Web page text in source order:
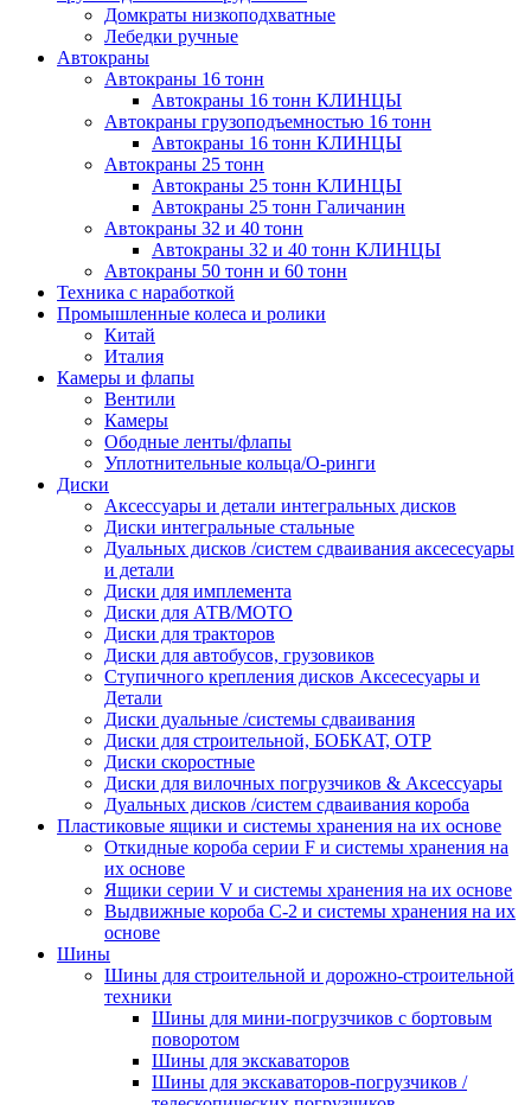
Домкраты низкоподхватные
Лебедки ручные
Автокраны
Автокраны 16 тонн
Автокраны 16 тонн КЛИНЦЫ
Автокраны грузоподъемностью 16 тонн
Автокраны 16 тонн КЛИНЦЫ
Автокраны 25 тонн
Автокраны 25 тонн КЛИНЦЫ
Автокраны 25 тонн Галичанин
Автокраны 32 и 40 тонн
Автокраны 32 и 40 тонн КЛИНЦЫ
Автокраны 50 тонн и 60 тонн
Техника с наработкой
Промышленные колеса и ролики
Китай
Италия
Камеры и флапы
Вентили
Камеры
Ободные ленты/флапы
Уплотнительные кольца/О-ринги
Диски
Аксессуары и детали интегральных дисков
Диски интегральные стальные
Дуальных дисков /систем сдваивания аксесесуары
и детали
Диски для имплемента
Диски для АТВ/МОТО
Диски для тракторов
Диски для автобусов, грузовиков
Ступичного крепления дисков Аксесесуары и
Детали
Диски дуальные /системы сдваивания
Диски для строительной, БОБКАТ, ОТР
Диски скоростные
Диски для вилочных погрузчиков & Аксессуары
Дуальных дисков /систем сдваивания короба
Пластиковые ящики и системы хранения на их основе
Откидные короба серии F и системы хранения на
их основе
Ящики серии V и системы хранения на их основе
Выдвижные короба С-2 и системы хранения на их
основе
Шины
Шины для строительной и дорожно-строительной
техники
Шины для мини-погрузчиков с бортовым
поворотом
Шины для экскаваторов
Шины для экскаваторов-погрузчиков /